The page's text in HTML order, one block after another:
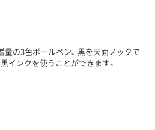
の3色ボールペン。黒を天面ノックで
インクを使うことができます。